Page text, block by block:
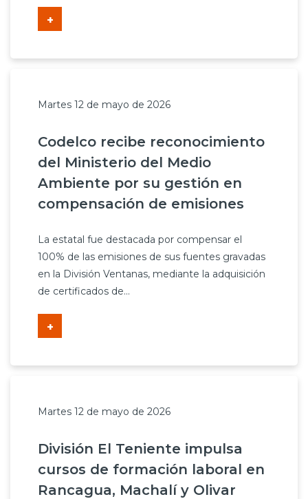
+
Martes 12 de mayo de 2026
Codelco recibe reconocimiento
del Ministerio del Medio
Ambiente por su gestión en
compensación de emisiones
La estatal fue destacada por compensar el
100% de las emisiones de sus fuentes gravadas
en la División Ventanas, mediante la adquisición
de certificados de...
+
Martes 12 de mayo de 2026
División El Teniente impulsa
cursos de formación laboral en
Rancagua, Machalí y Olivar